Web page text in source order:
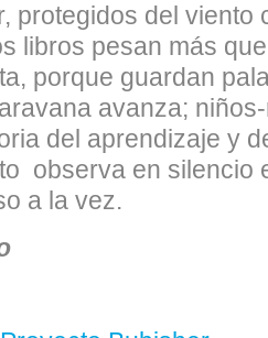
protegidos del viento
libros pesan más
porque guardan
avanza;
del aprendizaje y
observa en silencio
a la vez.